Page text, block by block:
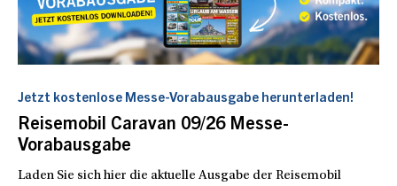
Jetzt kostenlose Messe-Vorabausgabe herunterladen!
Reisemobil Caravan 09/26 Messe-
Vorabausgabe
Laden Sie sich hier die aktuelle Ausgabe der Reisemobil